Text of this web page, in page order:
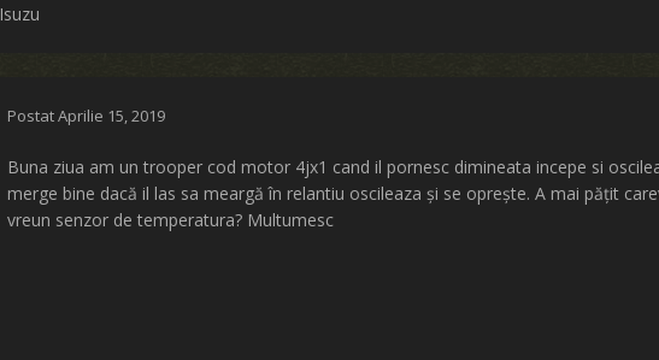
Isuzu
PostatAprilie 15, 2019
Buna ziua am un trooper cod motor 4jx1 cand il pornesc dimineata incepe si
merge bine dacă il las sa meargă în relantiu oscileaza și se oprește. A mai pățit
vreun senzor de temperatura? Multumesc